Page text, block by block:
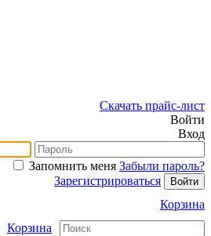
Скачать прайс-лист
Войти
Вход
Запомнить меня Забыли пароль?
Зарегистрироваться
Корзина
Корзина